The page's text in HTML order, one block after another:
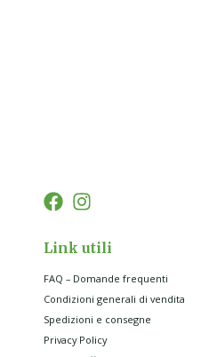
Link utili
FAQ – Domande frequenti
Condizioni generali di vendita
Spedizioni e consegne
Privacy Policy